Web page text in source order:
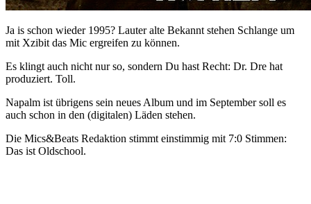
Ja is schon wieder 1995? Lauter alte Bekannt stehen Schlange um
mit Xzibit das Mic ergreifen zu können.
Es klingt auch nicht nur so, sondern Du hast Recht: Dr. Dre hat
produziert. Toll.
Napalm ist übrigens sein neues Album und im September soll es
auch schon in den (digitalen) Läden stehen.
Die Mics&Beats Redaktion stimmt einstimmig mit 7:0 Stimmen:
Das ist Oldschool.